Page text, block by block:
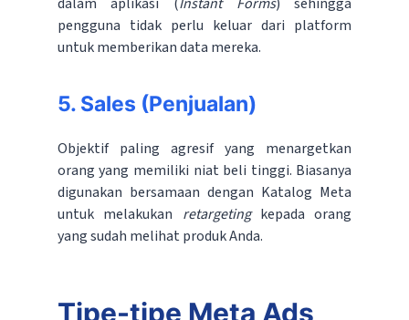
pengguna tidak perlu keluar dari platform
untuk memberikan data mereka.
5. Sales (Penjualan)
Objektif paling agresif yang menargetkan
orang yang memiliki niat beli tinggi. Biasanya
digunakan bersamaan dengan Katalog Meta
untuk melakukan retargetingkepada orang
yang sudah melihat produk Anda.
Tipe-tipe Meta Ads